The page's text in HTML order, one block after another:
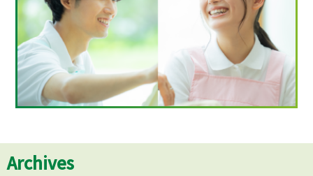
Archives